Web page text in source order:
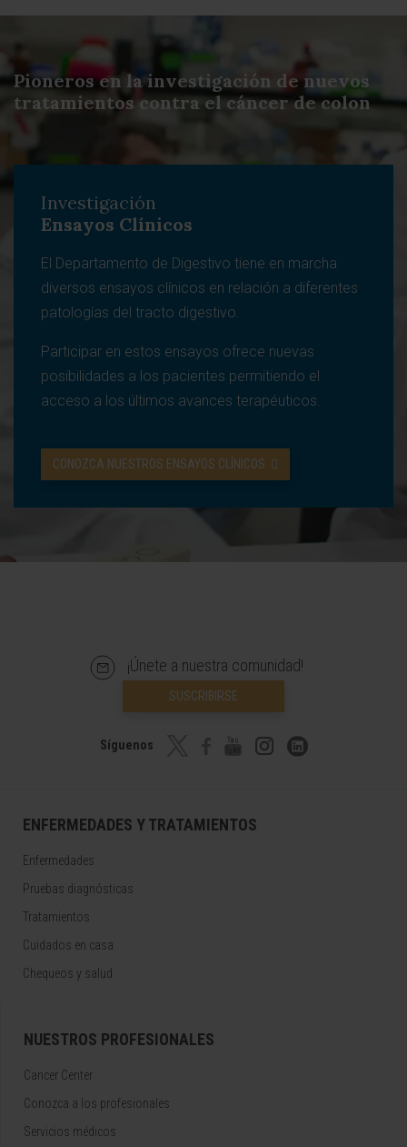
Pioneros en la investigación de nuevos
tratamientos contra el cáncer de colon
Investigación
Ensayos Clínicos
El Departamento de Digestivo tiene en marcha
diversos ensayos clínicos en relación a diferentes
patologías del tracto digestivo.
Participar en estos ensayos ofrece nuevas
posibilidades a los pacientes permitiendo el
acceso a los últimos avances terapéuticos.
CONOZCA NUESTROS ENSAYOS CLÍNICOS
¡Únete a nuestra comunidad!
SUSCRIBIRSE
Síguenos
ENFERMEDADES Y TRATAMIENTOS
Enfermedades
Pruebas diagnósticas
Tratamientos
Cuidados en casa
Chequeos y salud
NUESTROS PROFESIONALES
Cancer Center
Conozca a los profesionales
Servicios médicos